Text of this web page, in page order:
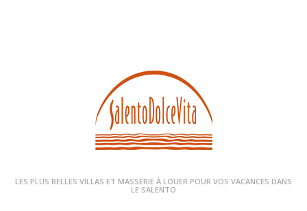
LES PLUS BELLES VILLAS ET MASSERIE À LOUER POUR VOS VACANCES DANS
LE SALENTO